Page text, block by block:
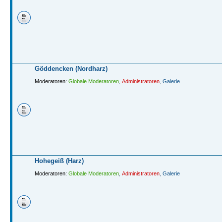
Göddencken (Nordharz)
Moderatoren: Globale Moderatoren Administratoren Galerie
Hohegeiß (Harz)
Moderatoren: Globale Moderatoren Administratoren Galerie